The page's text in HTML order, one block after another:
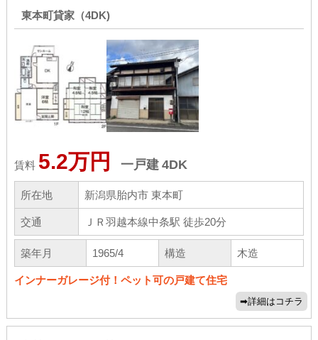
東本町貸家（4DK)
賃料 5.2万円 一戸建 4DK
所在地 新潟県胎内市 東本町
交通 ＪＲ羽越本線中条駅 徒歩20分
築年月 1965/4 構造 木造
インナーガレージ付！ペット可の戸建て住宅